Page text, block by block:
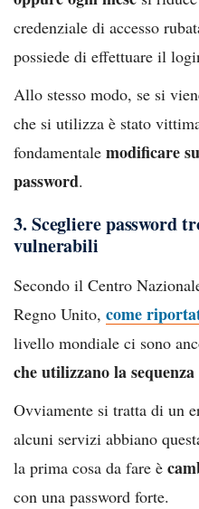
credenziale di accesso
possiede di effettuare il
Allo stesso modo, se si
che si utilizza è stato
fondamentale modificare
password.
3. Scegliere password
vulnerabili
Secondo il Centro
Regno Unito, come
livello mondiale ci sono
che utilizzano la
Ovviamente si tratta di un
alcuni servizi abbiano
la prima cosa da fare è
con una password forte.